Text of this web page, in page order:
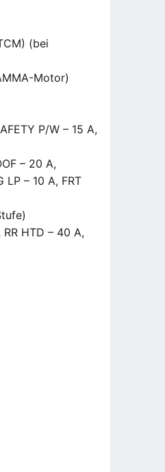
(bei
Motor)
P/W – 15 A,
– 20 A,
LP – 10 A, FRT
HTD – 40 A,